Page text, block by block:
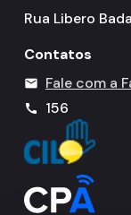
SAV -
Senha Web
Sistema de
Rua Libero
Contatos
mail Fale com a
call 156